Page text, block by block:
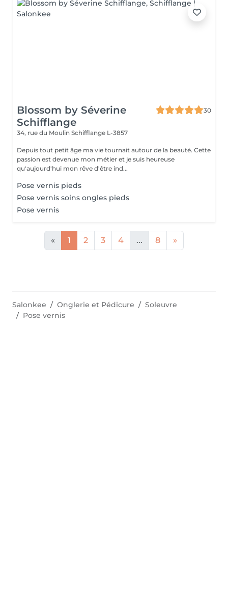
Blossom by Séverine
Schifflange
30
34, rue du Moulin Schifflange L-3857
Depuis tout petit âge ma vie tournait autour de la beauté. Cette
passion est devenue mon métier et je suis heureuse
qu'aujourd'hui mon rêve d'être ind...
Pose vernis pieds
Pose vernis soins ongles pieds
Pose vernis
« 1 2 3 4 ... 8 »
Salonkee Onglerie et Pédicure
Soleuvre
Pose vernis